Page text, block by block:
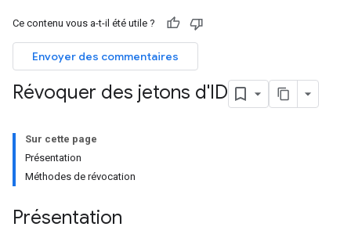
Ce contenu vous a-t-il été utile ?
Envoyer des commentaires
Révoquer des jetons d'ID
Sur cette page
Présentation
Méthodes de révocation
Présentation